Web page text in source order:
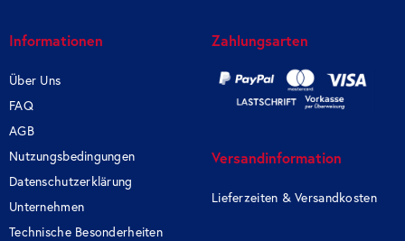
Informationen
Über Uns
FAQ
AGB
Nutzungsbedingungen
Datenschutzerklärung
Unternehmen
Technische Besonderheiten
Zahlungsarten
Versandinformation
Lieferzeiten & Versandkosten